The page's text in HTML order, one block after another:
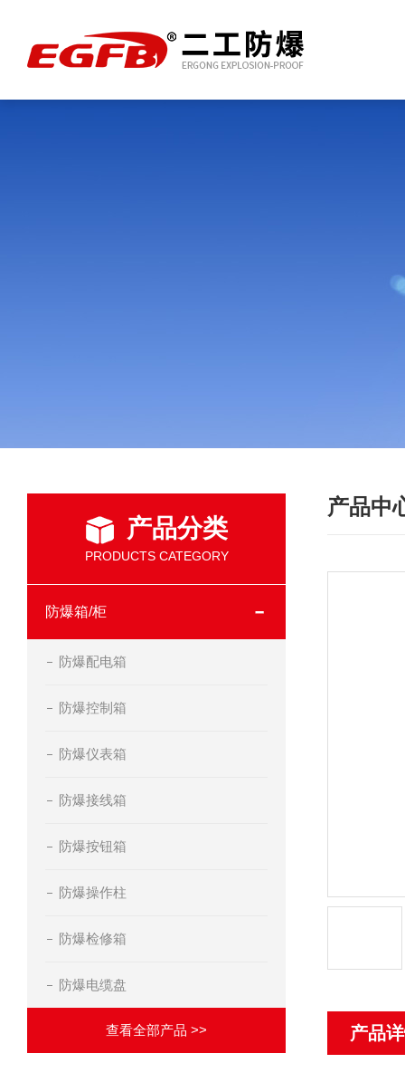
产品分类
PRODUCTS CATEGORY
防爆箱/柜
防爆配电箱
防爆控制箱
防爆仪表箱
防爆接线箱
防爆按钮箱
防爆操作柱
防爆检修箱
防爆电缆盘
查看全部产品 >>
产品中
产品